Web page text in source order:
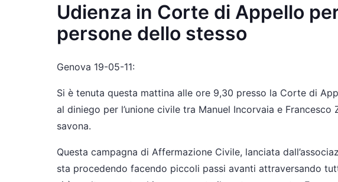
Udienza in Corte di Appello
persone dello stesso
Genova 19-05-11:
Si è tenuta questa mattina alle ore 9,30 presso la Corte di
al diniego per l’unione civile tra Manuel Incorvaia e
savona.
Questa campagna di Affermazione Civile, lanciata
sta procedendo facendo piccoli passi avanti attraversando